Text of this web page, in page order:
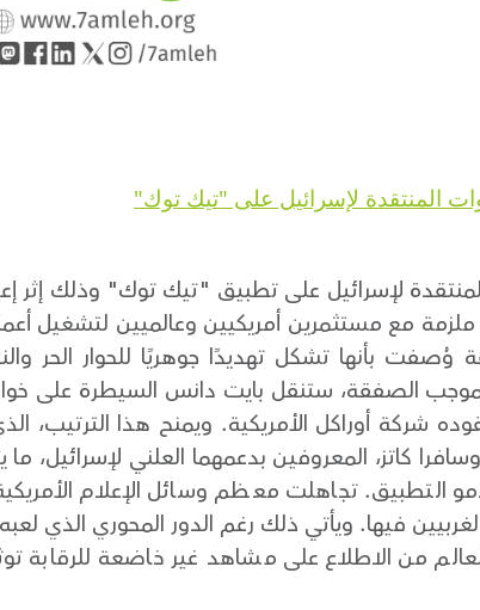
المنتقدة لإسرائيل على "تيك توك"
لإسرائيل على تطبيق "تيك توك" وذلك إثر
ملزمة مع مستثمرين أمريكيين وعالميين لتشغيل
بأنها تشكل تهديدًا جوهريًا للحوار الحر
الصفقة، ستنقل بايت دانس السيطرة على
شركة أوراكل الأمريكية. ويمنح هذا الترتيب،
كاتز، المعروفين بدعمهما العلني لإسرائيل،
تجاهلت معظم وسائل الإعلام
فيها. ويأتي ذلك رغم الدور المحوري الذي
من الاطلاع على مشاهد غير خاضعة للرقابة